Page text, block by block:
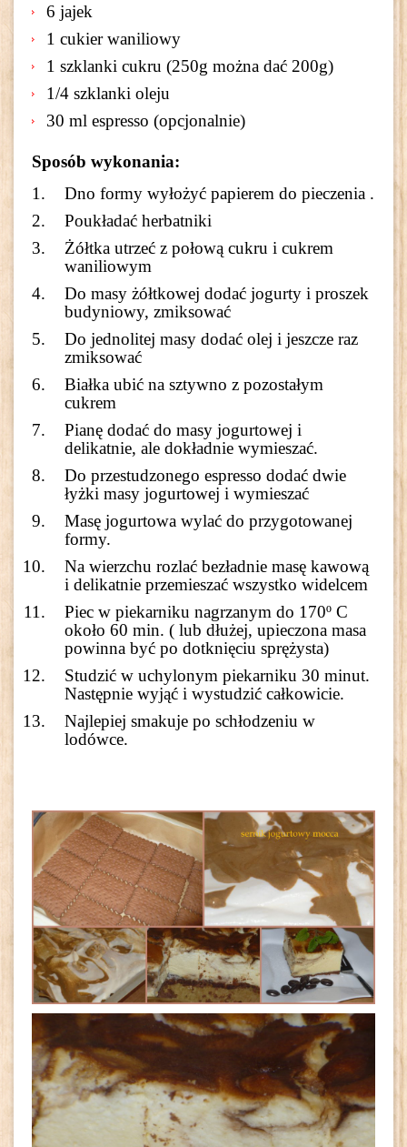
6 jajek
1 cukier waniliowy
1 szklanki cukru (250g można dać 200g)
1/4 szklanki oleju
30 ml espresso (opcjonalnie)
Sposób wykonania:
Dno formy wyłożyć papierem do pieczenia .
Poukładać herbatniki
Żółtka utrzeć z połową cukru i cukrem
waniliowym
Do masy żółtkowej dodać jogurty i proszek
budyniowy, zmiksować
Do jednolitej masy dodać olej i jeszcze raz
zmiksować
Białka ubić na sztywno z pozostałym
cukrem
Pianę dodać do masy jogurtowej i
delikatnie, ale dokładnie wymieszać.
Do przestudzonego espresso dodać dwie
łyżki masy jogurtowej i wymieszać
Masę jogurtowa wylać do przygotowanej
formy.
Na wierzchu rozlać bezładnie masę kawową
i delikatnie przemieszać wszystko widelcem
Piec w piekarniku nagrzanym do 170º C
około 60 min. ( lub dłużej, upieczona masa
powinna być po dotknięciu sprężysta)
Studzić w uchylonym piekarniku 30 minut.
Następnie wyjąć i wystudzić całkowicie.
Najlepiej smakuje po schłodzeniu w
lodówce.